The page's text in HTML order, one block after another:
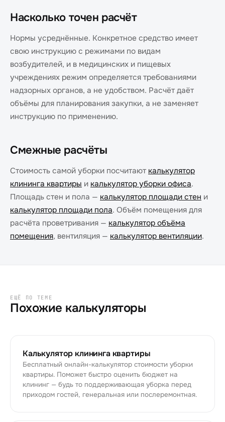
Насколько точен расчёт
Нормы усреднённые. Конкретное средство имеет
свою инструкцию с режимами по видам
возбудителей, и в медицинских и пищевых
учреждениях режим определяется требованиями
надзорных органов, а не удобством. Расчёт даёт
объёмы для планирования закупки, а не заменяет
инструкцию по применению.
Смежные расчёты
Стоимость самой уборки посчитают калькулятор
клининга квартиры и калькулятор уборки офиса.
Площадь стен и пола — калькулятор площади стен и
калькулятор площади пола. Объём помещения для
расчёта проветривания — калькулятор объёма
помещения, вентиляция — калькулятор вентиляции.
ЕЩЁ ПО ТЕМЕ
Похожие калькуляторы
Калькулятор клининга квартиры
Бесплатный онлайн-калькулятор стоимости уборки
квартиры. Поможет быстро оценить бюджет на
клининг — будь то поддерживающая уборка перед
приходом гостей, генеральная или послеремонтная.